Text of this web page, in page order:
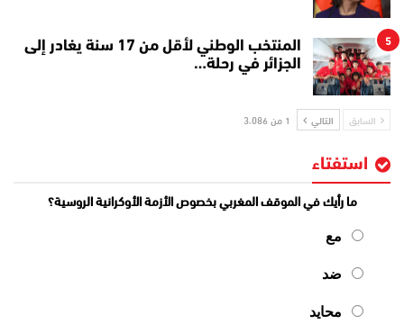
5
المنتخب الوطني لأقل من 17 سنة يغادر إلى
الجزائر في رحلة…
السابق التالي 1 من 3٬086
استفتاء
ما رأيك في الموقف المغربي بخصوص الأزمة الأوكرانية الروسية؟
مع
ضد
محايد